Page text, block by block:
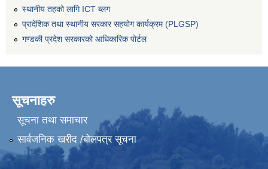
स्थानीय तहको लागि ICT ब्लग
प्रादेशिक तथा स्थानीय सरकार सहयोग कार्यक्रम (PLGSP)
गण्डकी प्रदेश सरकारको आधिकारिक पोर्टल
सूचनाहरु
सूचना तथा समाचार
सार्वजनिक खरीद /बोलपत्र सूचना